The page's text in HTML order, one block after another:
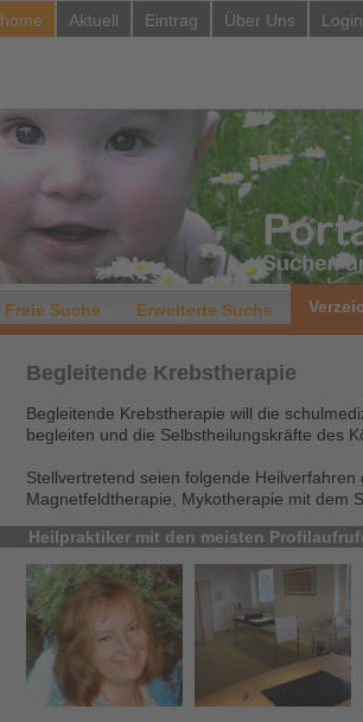
home Aktuell Eintrag Über Uns Login
Freie Suche Erweiterte Suche
Begleitende Krebstherapie
Begleitende Krebstherapie will die
begleiten und die Selbstheilungskräfte des
Stellvertretend seien folgende
Magnetfeldtherapie, Mykotherapie mit dem
Heilpraktiker mit den meisten